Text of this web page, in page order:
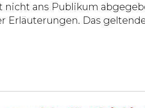
nicht ans Publikum
Das geltende